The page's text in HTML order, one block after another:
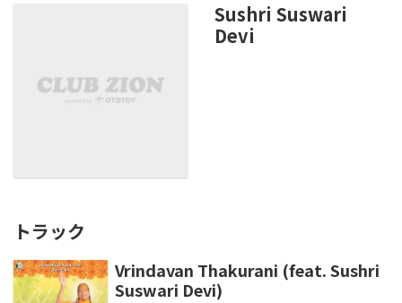
Sushri Suswari
Devi
トラック
Vrindavan Thakurani (feat. Sushri
Suswari Devi)